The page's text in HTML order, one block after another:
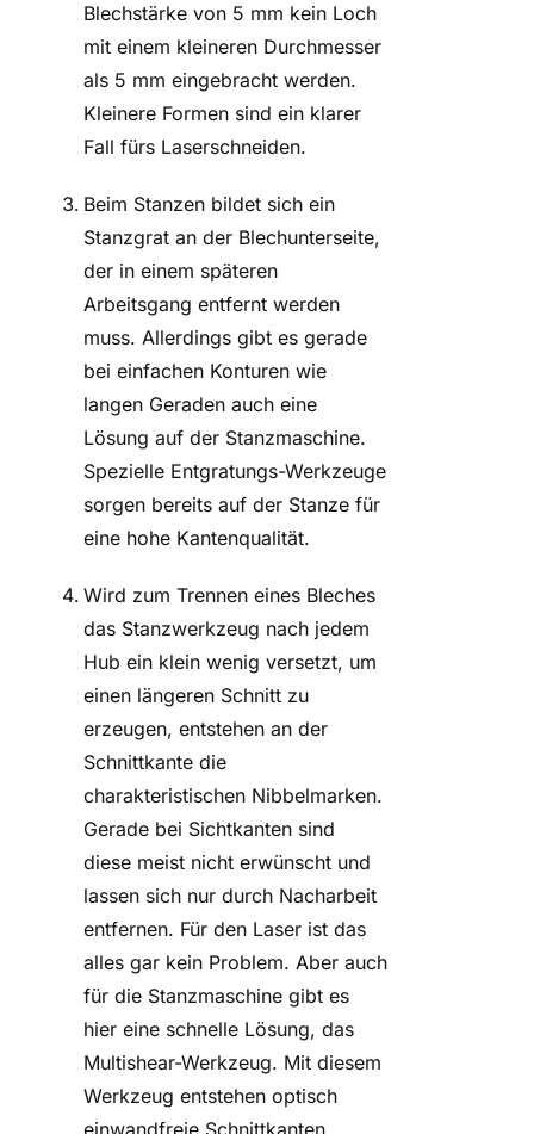
Blechstärke von 5 mm kein Loch
mit einem kleineren Durchmesser
als 5 mm eingebracht werden.
Kleinere Formen sind ein klarer
Fall fürs Laserschneiden.
Beim Stanzen bildet sich ein
Stanzgrat an der Blechunterseite,
der in einem späteren
Arbeitsgang entfernt werden
muss. Allerdings gibt es gerade
bei einfachen Konturen wie
langen Geraden auch eine
Lösung auf der Stanzmaschine.
Spezielle Entgratungs-Werkzeuge
sorgen bereits auf der Stanze für
eine hohe Kantenqualität.
Wird zum Trennen eines Bleches
das Stanzwerkzeug nach jedem
Hub ein klein wenig versetzt, um
einen längeren Schnitt zu
erzeugen, entstehen an der
Schnittkante die
charakteristischen Nibbelmarken.
Gerade bei Sichtkanten sind
diese meist nicht erwünscht und
lassen sich nur durch Nacharbeit
entfernen. Für den Laser ist das
alles gar kein Problem. Aber auch
für die Stanzmaschine gibt es
hier eine schnelle Lösung, das
Multishear-Werkzeug. Mit diesem
Werkzeug entstehen optisch